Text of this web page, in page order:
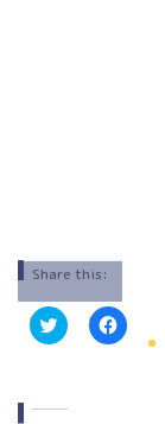
Share this:
ク
し
F